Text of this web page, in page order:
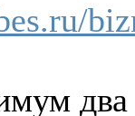
два